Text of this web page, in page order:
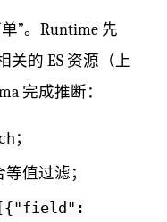
”。Runtime 先
关的 ES 资源（上
完成推断：
；
值过滤；